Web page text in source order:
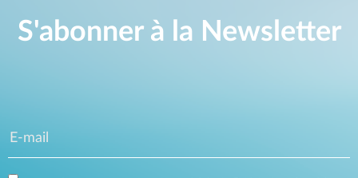
S'abonner à la Newsletter